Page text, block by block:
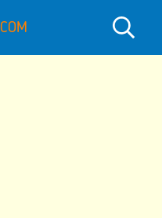
COM